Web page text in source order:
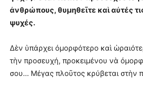
ἀνθρώπους, θυμηθεῖτε καὶ αὐτές
ψυχές.
Δὲν ὑπάρχει ὀμορφότερο καὶ
τὴν προσευχή, προκειμένου νὰ
σου… Μέγας πλοῦτος κρύβεται στὴν